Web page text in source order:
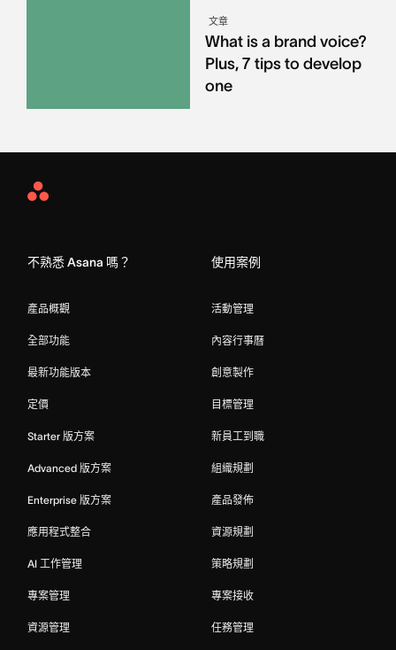
文章
What is a brand voice?
Plus, 7 tips to develop
one
Asana
不熟悉 Asana 嗎？
產品概觀
全部功能
最新功能版本
定價
Starter 版方案
Advanced 版方案
Enterprise 版方案
應用程式整合
AI 工作管理
專案管理
資源管理
使用案例
活動管理
內容行事曆
創意製作
目標管理
新員工到職
組織規劃
產品發佈
資源規劃
策略規劃
專案接收
任務管理